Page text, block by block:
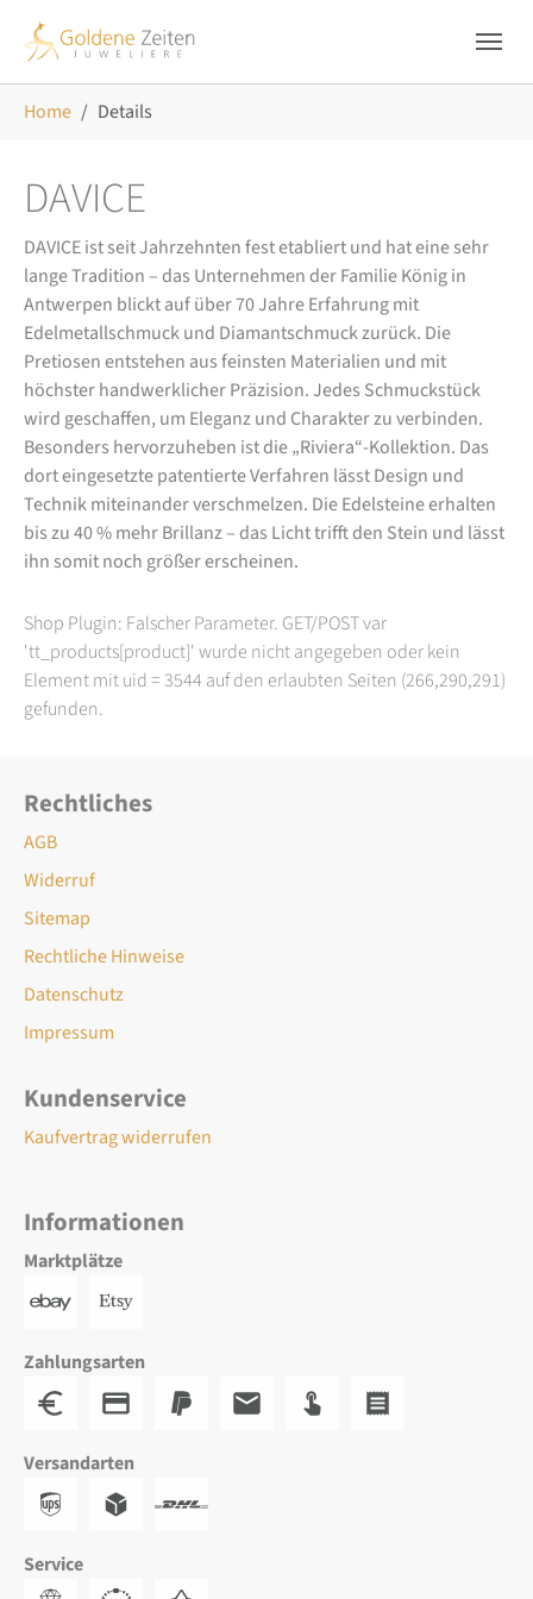
Home Details
DAVICE
DAVICE ist seit Jahrzehnten fest etabliert und hat eine sehr
lange Tradition – das Unternehmen der Familie König in
Antwerpen blickt auf über 70 Jahre Erfahrung mit
Edelmetallschmuck und Diamantschmuck zurück. Die
Pretiosen entstehen aus feinsten Materialien und mit
höchster handwerklicher Präzision. Jedes Schmuckstück
wird geschaffen, um Eleganz und Charakter zu verbinden.
Besonders hervorzuheben ist die „Riviera“-Kollektion. Das
dort eingesetzte patentierte Verfahren lässt Design und
Technik miteinander verschmelzen. Die Edelsteine erhalten
bis zu 40 % mehr Brillanz – das Licht trifft den Stein und lässt
ihn somit noch größer erscheinen.
Shop Plugin: Falscher Parameter. GET/POST var
'tt_products[product]' wurde nicht angegeben oder kein
Element mit uid = 3544 auf den erlaubten Seiten (266,290,291)
gefunden.
Rechtliches
AGB
Widerruf
Sitemap
Rechtliche Hinweise
Datenschutz
Impressum
Kundenservice
Kaufvertrag widerrufen
Informationen
Marktplätze
Zahlungsarten
Versandarten
Service